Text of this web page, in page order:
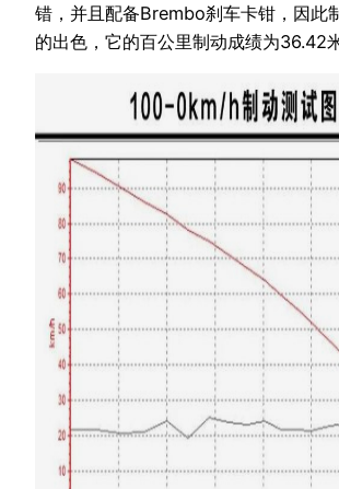
错，并且配备Brembo刹车卡钳，因此
的出色，它的百公里制动成绩为36.42米